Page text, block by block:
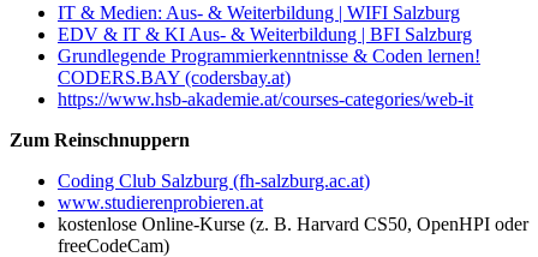
IT & Medien: Aus- & Weiterbildung | WIFI Salzburg
EDV & IT & KI Aus- & Weiterbildung | BFI Salzburg
Grundlegende Programmierkenntnisse & Coden lernen!
CODERS.BAY (codersbay.at)
https://www.hsb-akademie.at/courses-categories/web-it
Zum Reinschnuppern
Coding Club Salzburg (fh-salzburg.ac.at)
www.studierenprobieren.at
kostenlose Online-Kurse (z. B. Harvard CS50, OpenHPI oder
freeCodeCam)